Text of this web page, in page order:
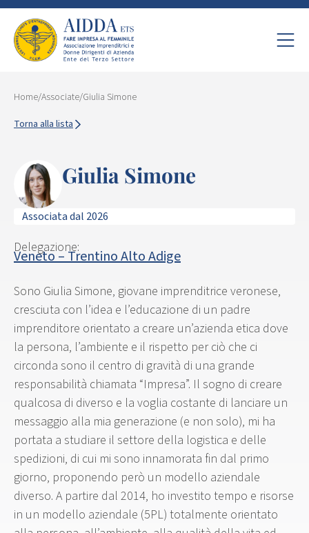
Home/Associate/Giulia Simone
Torna alla lista
Giulia Simone
Associata dal 2026
Delegazione:
Veneto – Trentino Alto Adige
Sono Giulia Simone, giovane imprenditrice veronese,
cresciuta con l’idea e l’educazione di un padre
imprenditore orientato a creare un’azienda etica dove
la persona, l’ambiente e il rispetto per ciò che ci
circonda sono il centro di gravità di una grande
responsabilità chiamata “Impresa”. Il sogno di creare
qualcosa di diverso e la voglia costante di lanciare un
messaggio alla mia generazione (e non solo), mi ha
portata a studiare il settore della logistica e delle
spedizioni, di cui mi sono innamorata fin dal primo
giorno, proponendo però un modello aziendale
diverso. A partire dal 2014, ho investito tempo e risorse
in un modello aziendale (5PL) totalmente orientato